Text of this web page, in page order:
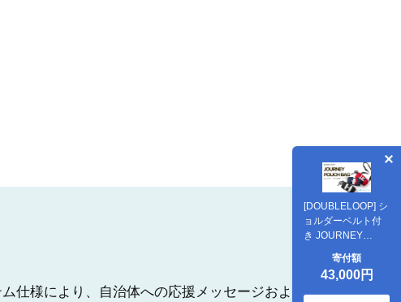
[DOUBLELOOP] シ
ョルダーベルト付
き JOURNEY
POUCH BAG ブラ
ック×モノトーン｜
藤巻百貨店 ショル
ダーバッグ ポーチ
寄付額
43,000円
仕様により、自治体への応援メッセージおよ